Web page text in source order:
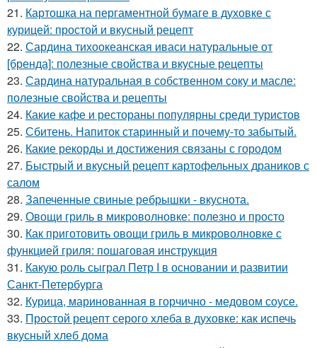
21. Картошка на пергаментной бумаге в духовке с
курицей: простой и вкусный рецепт
22. Сардина тихоокеанская иваси натуральные от
[бренда]: полезные свойства и вкусные рецепты
23. Сардина натуральная в собственном соку и масле:
полезные свойства и рецепты
24. Какие кафе и рестораны популярны среди туристов
25. Сбитень. Напиток старинный и почему-то забытый.
26. Какие рекорды и достижения связаны с городом
27. Быстрый и вкусный рецепт картофельных драников с
салом
28. Запеченные свиные ребрышки - вкуснота.
29. Овощи гриль в микроволновке: полезно и просто
30. Как приготовить овощи гриль в микроволновке с
функцией гриля: пошаговая инструкция
31. Какую роль сыграл Петр I в основании и развитии
Санкт-Петербурга
32. Курица, маринованная в горчично - медовом соусе.
33. Простой рецепт серого хлеба в духовке: как испечь
вкусный хлеб дома